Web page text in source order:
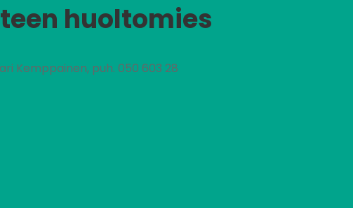
huoltomies
Kemppainen, puh. 050 603 28